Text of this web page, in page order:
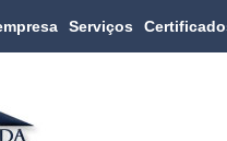
Serviços